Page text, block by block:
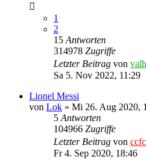
1
2
15 Antworten
314978 Zugriffe
Letzter Beitrag von
Sa 5. Nov 2022, 11:29
Lionel Messi
von Lok » Mi 26. Aug 2020,
5 Antworten
104966 Zugriffe
Letzter Beitrag von
Fr 4. Sep 2020, 18:46